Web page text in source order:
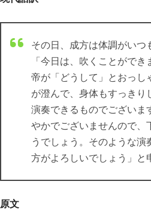
その日、成方は体調がいつ
「今日は、吹くことができ
帝が「どうして」とおっし
が澄んで、身体もすっきり
演奏できるものでございま
やかでございませんので、
うでしょう。そのような演
方がよろしいでしょう」と
原文